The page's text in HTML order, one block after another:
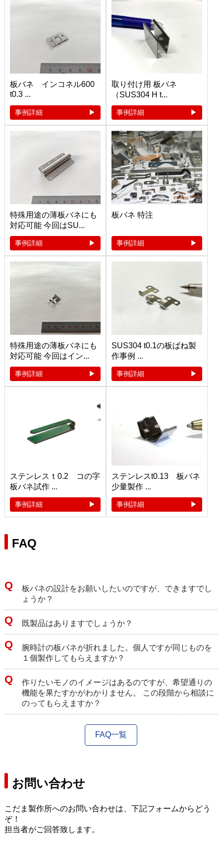
板バネ インコネル600
t0.3 ...
事例詳細
取り付け用 板バネ
（SUS304 H t...
事例詳細
特殊用途の薄板バネにも
対応可能 今回はSU...
事例詳細
板バネ 特注
事例詳細
特殊用途の薄板バネにも
対応可能 今回はイン...
事例詳細
SUS304 t0.1の板ばね製
作事例 ...
事例詳細
ステンレスｔ0.2 コの字
板バネ試作 ...
事例詳細
ステンレスt0.13 板バネ
少量製作 ...
事例詳細
FAQ
板バネの設計をお願いしたいのですが、できますでし
ょうか？
既製品はありますでしょうか？
腕時計の板バネが折れました。個人ですが同じものを
１個製作してもらえますか？
作りたいモノのイメージはあるのですが、希望通りの
機能を果たすかがわかりません。 この段階から相談に
のってもらえますか？
FAQ一覧
お問い合わせ
こだま製作所へのお問い合わせは、下記フォームからどう
ぞ！
担当者がご回答致します。